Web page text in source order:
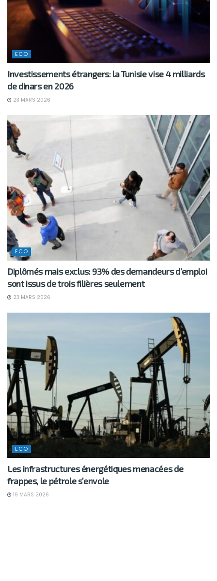
ECO
Investissements étrangers: la Tunisie vise 4 milliards
de dinars en 2026
23 MARS 2026
ECO
Diplômés mais exclus: 93% des demandeurs d’emploi
sont issus de trois filières seulement
23 MARS 2026
ECO
Les infrastructures énergétiques menacées de
frappes, le pétrole s’envole
19 MARS 2026